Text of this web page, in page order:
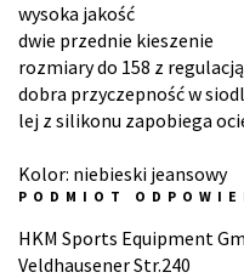
wysoka jakość
dwie przednie kieszenie
rozmiary do 158 z
dobra przyczepność w
lej z silikonu zapobiega
Kolor: niebieski jeansowy
PODMIOT
HKM Sports Equipment
Veldhausener Str.240